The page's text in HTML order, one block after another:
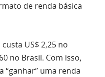
de renda básica
US$ 2,25 no
no Brasil. Com isso,
“ganhar” uma renda